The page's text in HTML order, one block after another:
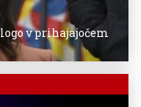
v prihajajočem